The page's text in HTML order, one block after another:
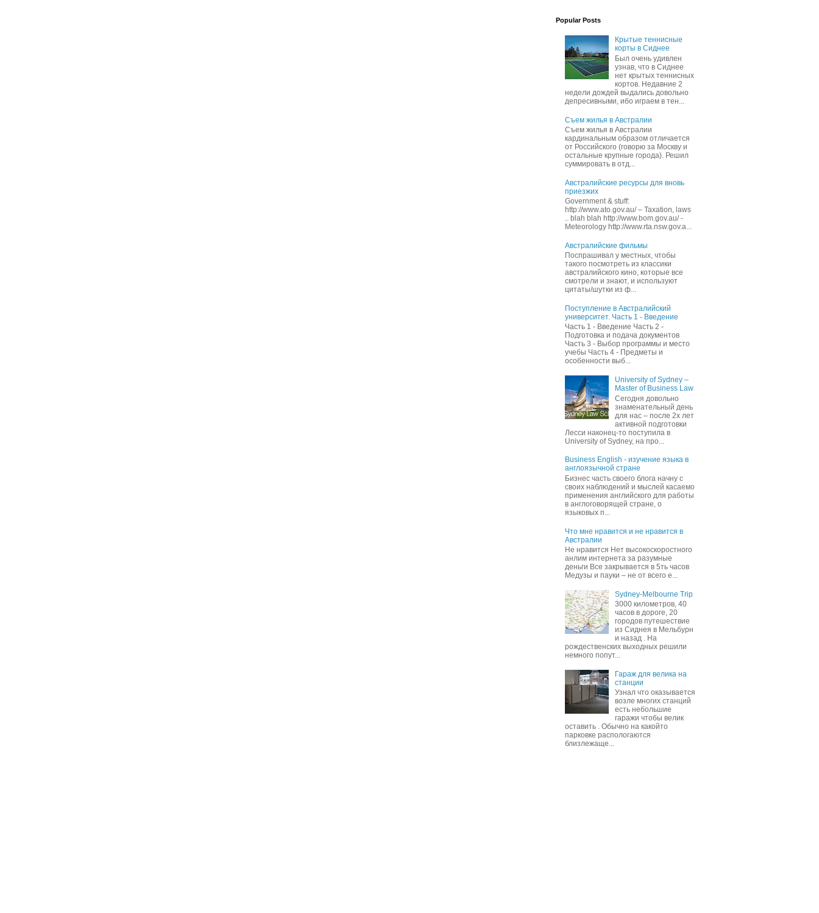
Popular Posts
Крытые теннисные
корты в Сиднее
Был очень удивлен
узнав, что в Сиднее
нет крытых теннисных
кортов. Недавние 2
недели дождей выдались довольно
депресивными, ибо играем в тен...
Съем жилья в Австралии
Съем жилья в Австралии
кардинальным образом отличается
от Российского (говорю за Москву и
остальные крупные города). Решил
суммировать в отд...
Австралийские ресурсы для вновь
приезжих
Government & stuff:
http://www.ato.gov.au/ – Taxation, laws
.. blah blah http://www.bom.gov.au/ -
Meteorology http://www.rta.nsw.gov.a...
Австралийские фильмы
Поспрашивал у местных, чтобы
такого посмотреть из классики
австралийского кино, которые все
смотрели и знают, и иcпользуют
цитаты/шутки из ф...
Поступление в Австралийский
университет. Часть 1 - Введение
Часть 1 - Введение Часть 2 -
Подготовка и подача документов
Часть 3 - Выбор программы и место
учебы Часть 4 - Предметы и
особенности выб...
University of Sydney –
Master of Business Law
Сегодня довольно
знаменательный день
для нас – после 2х лет
активной подготовки
Лесси наконец-то поступила в
University of Sydney, на про...
Business English - изучение языка в
англоязычной стране
Бизнес часть своего блога начну c
своих наблюдений и мыслей касаемо
применения английского для работы
в англоговорящей стране, о
языковых п...
Что мне нравится и не нравится в
Австралии
Не нравится Нет высокоскоростного
анлим интернета за разумные
деньги Все закрывается в 5ть часов
Медузы и пауки – не от всего е...
Sydney-Melbourne Trip
3000 километров, 40
часов в дороге, 20
городов путешествие
из Сиднея в Мельбурн
и назад . На
рождественских выходных решили
немного попут...
Гараж для велика на
станции
Узнал что оказывается
возле многих станций
есть небольшие
гаражи чтобы велик
оставить . Обычно на какойто
парковке распологаются
близлежаще...